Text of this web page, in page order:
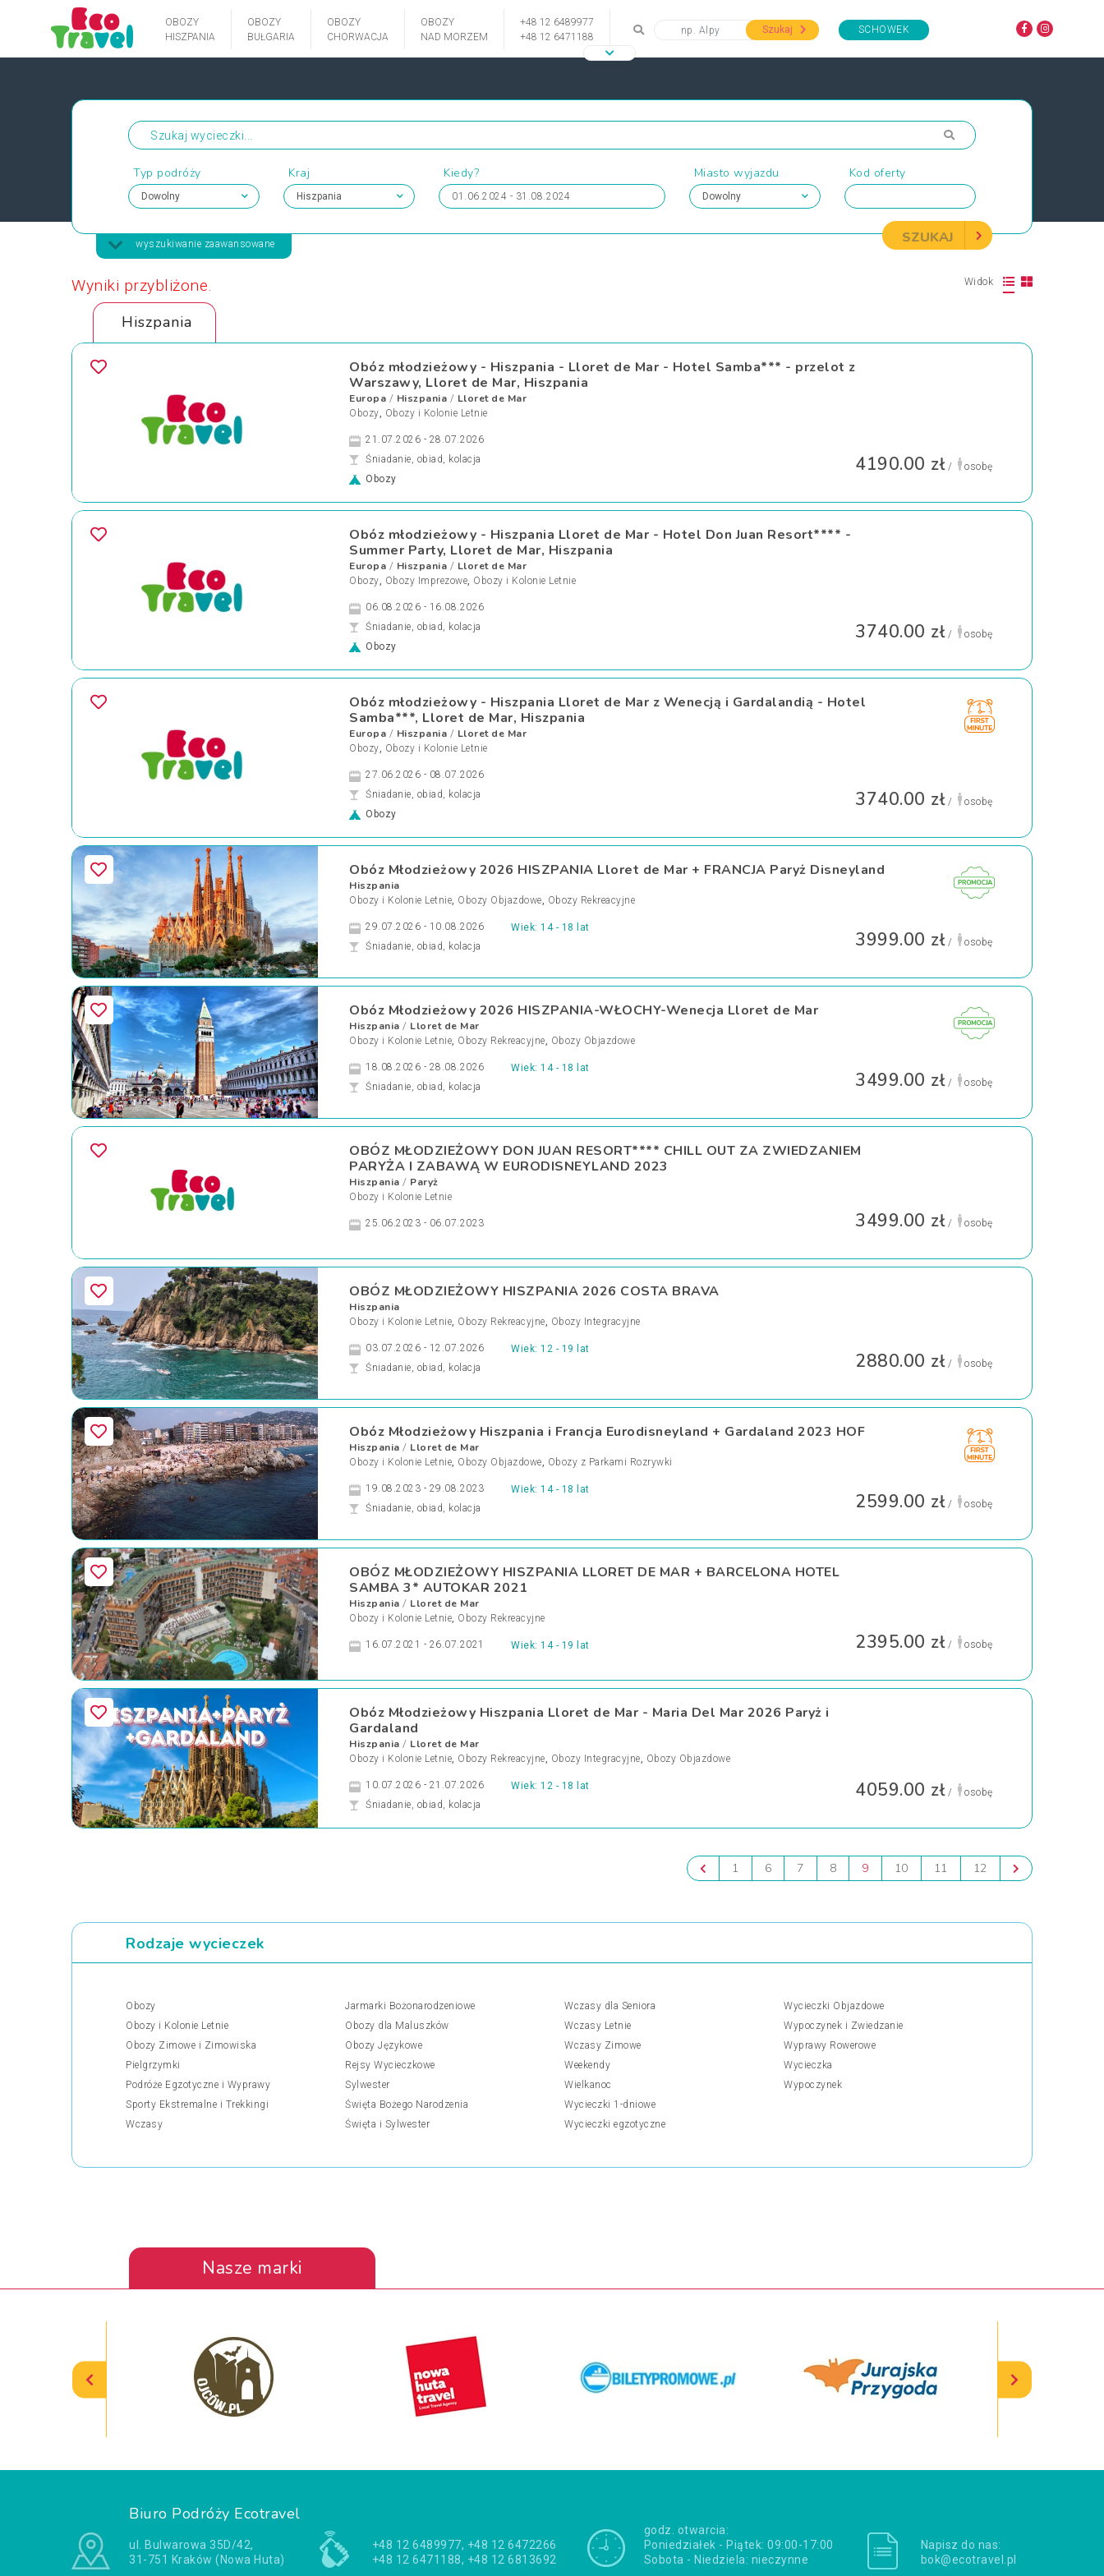
OBOZY
HISZPANIA
OBOZY
BUŁGARIA
OBOZY
CHORWACJA
OBOZY
NAD MORZEM
+48 12 6489977
+48 12 6471188
Szukaj SCHOWEK
Typ podróży Kraj Kiedy?
01.06.2024 - 31.08.2024
Miasto wyjazdu Kod oferty
SZUKAJ
wyszukiwanie zaawansowane
Wyniki przybliżone. Widok
Hiszpania
Obóz młodzieżowy - Hiszpania - Lloret de Mar - Hotel Samba*** - przelot z
Warszawy, Lloret de Mar, Hiszpania
Europa / Hiszpania / Lloret de Mar
Obozy, Obozy i Kolonie Letnie
21.07.2026 - 28.07.2026
Śniadanie, obiad, kolacja
Obozy
4190.00 zł/ osobę
Obóz młodzieżowy - Hiszpania Lloret de Mar - Hotel Don Juan Resort**** -
Summer Party, Lloret de Mar, Hiszpania
Europa / Hiszpania / Lloret de Mar
Obozy, Obozy Imprezowe, Obozy i Kolonie Letnie
06.08.2026 - 16.08.2026
Śniadanie, obiad, kolacja
Obozy
3740.00 zł/ osobę
Obóz młodzieżowy - Hiszpania Lloret de Mar z Wenecją i Gardalandią - Hotel
Samba***, Lloret de Mar, Hiszpania
Europa / Hiszpania / Lloret de Mar
Obozy, Obozy i Kolonie Letnie
27.06.2026 - 08.07.2026
Śniadanie, obiad, kolacja
Obozy
3740.00 zł/ osobę
Obóz Młodzieżowy 2026 HISZPANIA Lloret de Mar + FRANCJA Paryż Disneyland
Hiszpania
Obozy i Kolonie Letnie, Obozy Objazdowe, Obozy Rekreacyjne
Wiek: 14 - 18 lat
29.07.2026 - 10.08.2026
Śniadanie, obiad, kolacja
3999.00 zł/ osobę
Obóz Młodzieżowy 2026 HISZPANIA-WŁOCHY-Wenecja Lloret de Mar
Hiszpania / Lloret de Mar
Obozy i Kolonie Letnie, Obozy Rekreacyjne, Obozy Objazdowe
Wiek: 14 - 18 lat
18.08.2026 - 28.08.2026
Śniadanie, obiad, kolacja
3499.00 zł/ osobę
OBÓZ MŁODZIEŻOWY DON JUAN RESORT**** CHILL OUT ZA ZWIEDZANIEM
PARYŻA I ZABAWĄ W EURODISNEYLAND 2023
Hiszpania / Paryż
Obozy i Kolonie Letnie
25.06.2023 - 06.07.2023 3499.00 zł/ osobę
OBÓZ MŁODZIEŻOWY HISZPANIA 2026 COSTA BRAVA
Hiszpania
Obozy i Kolonie Letnie, Obozy Rekreacyjne, Obozy Integracyjne
Wiek: 12 - 19 lat
03.07.2026 - 12.07.2026
Śniadanie, obiad, kolacja
2880.00 zł/ osobę
Obóz Młodzieżowy Hiszpania i Francja Eurodisneyland + Gardaland 2023 HOF
Hiszpania / Lloret de Mar
Obozy i Kolonie Letnie, Obozy Objazdowe, Obozy z Parkami Rozrywki
Wiek: 14 - 18 lat
19.08.2023 - 29.08.2023
Śniadanie, obiad, kolacja
2599.00 zł/ osobę
OBÓZ MŁODZIEŻOWY HISZPANIA LLORET DE MAR + BARCELONA HOTEL
SAMBA 3* AUTOKAR 2021
Hiszpania / Lloret de Mar
Obozy i Kolonie Letnie, Obozy Rekreacyjne
Wiek: 14 - 19 lat
16.07.2021 - 26.07.2021 2395.00 zł/ osobę
Obóz Młodzieżowy Hiszpania Lloret de Mar - Maria Del Mar 2026 Paryż i
Gardaland
Hiszpania / Lloret de Mar
Obozy i Kolonie Letnie, Obozy Rekreacyjne, Obozy Integracyjne, Obozy Objazdowe
Wiek: 12 - 18 lat
10.07.2026 - 21.07.2026
Śniadanie, obiad, kolacja
4059.00 zł/ osobę
1 6 7 8 9 10 11 12
Rodzaje wycieczek
Obozy
Obozy i Kolonie Letnie
Obozy Zimowe i Zimowiska
Pielgrzymki
Podróże Egzotyczne i Wyprawy
Sporty Ekstremalne i Trekkingi
Wczasy
Jarmarki Bożonarodzeniowe
Obozy dla Maluszków
Obozy Językowe
Rejsy Wycieczkowe
Sylwester
Święta Bożego Narodzenia
Święta i Sylwester
Wczasy dla Seniora
Wczasy Letnie
Wczasy Zimowe
Weekendy
Wielkanoc
Wycieczki 1-dniowe
Wycieczki egzotyczne
Wycieczki Objazdowe
Wypoczynek i Zwiedzanie
Wyprawy Rowerowe
Wycieczka
Wypoczynek
Nasze marki
Biuro Podróży Ecotravel
ul. Bulwarowa 35D/42,
31-751 Kraków (Nowa Huta)
+48 12 6489977, +48 12 6472266
+48 12 6471188, +48 12 6813692
godz. otwarcia:
Poniedziałek - Piątek: 09:00-17:00
Sobota - Niedziela: nieczynne
Napisz do nas:
bok@ecotravel.pl